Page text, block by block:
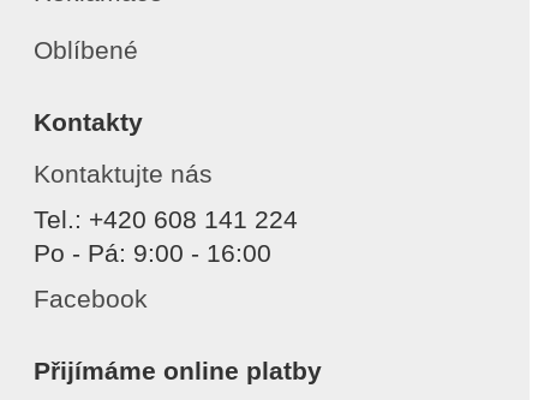
Oblíbené
Kontakty
Kontaktujte nás
Tel.: +420 608 141 224
Po - Pá: 9:00 - 16:00
Facebook
Přijímáme online platby